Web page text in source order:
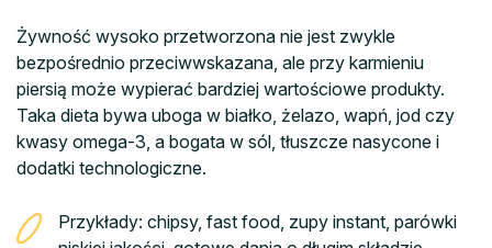
Żywność wysoko przetworzona nie jest zwykle
bezpośrednio przeciwwskazana, ale przy karmieniu
piersią może wypierać bardziej wartościowe produkty.
Taka dieta bywa uboga w białko, żelazo, wapń, jod czy
kwasy omega-3, a bogata w sól, tłuszcze nasycone i
dodatki technologiczne.
Przykłady: chipsy, fast food, zupy instant, parówki